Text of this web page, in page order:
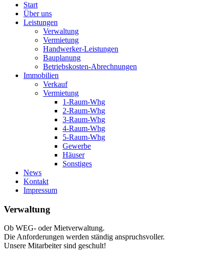
Start
Über uns
Leistungen
Verwaltung
Vermietung
Handwerker-Leistungen
Bauplanung
Betriebskosten-Abrechnungen
Immobilien
Verkauf
Vermietung
1-Raum-Whg
2-Raum-Whg
3-Raum-Whg
4-Raum-Whg
5-Raum-Whg
Gewerbe
Häuser
Sonstiges
News
Kontakt
Impressum
Verwaltung
Ob WEG- oder Mietverwaltung.
Die Anforderungen werden ständig anspruchsvoller.
Unsere Mitarbeiter sind geschult!